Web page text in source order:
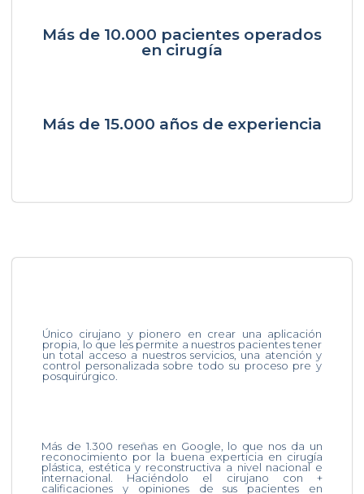
Más de 10.000 pacientes operados
en cirugía
Más de 15.000 años de experiencia
Único cirujano y pionero en crear una aplicación
propia, lo que les permite a nuestros pacientes tener
un total acceso a nuestros servicios, una atención y
control personalizada sobre todo su proceso pre y
posquirúrgico.
Más de 1.300 reseñas en Google, lo que nos da un
reconocimiento por la buena experticia en cirugía
plástica, estética y reconstructiva a nivel nacional e
internacional. Haciéndolo el cirujano con +
calificaciones y opiniones de sus pacientes en